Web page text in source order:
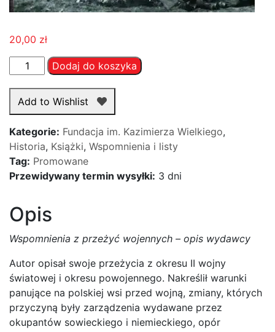
20,00 zł
ilość
Wspomnienia
z
przeżyć
-
Franciszek
Przeździecki
Dodaj do koszyka
Add to Wishlist
Kategorie: Fundacja im. Kazimierza Wielkiego,
Historia, Książki, Wspomnienia i listy
Tag: Promowane
Przewidywany termin wysyłki: 3 dni
Opis
Wspomnienia z przeżyć wojennych – opis wydawcy
Autor opisał swoje przeżycia z okresu II wojny
światowej i okresu powojennego. Nakreślił warunki
panujące na polskiej wsi przed wojną, zmiany, których
przyczyną były zarządzenia wydawane przez
okupantów sowieckiego i niemieckiego, opór